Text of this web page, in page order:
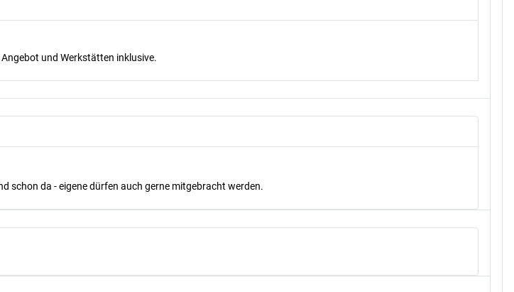
und Werkstätten inklusive.
schon da - eigene dürfen auch gerne mitgebracht werden.